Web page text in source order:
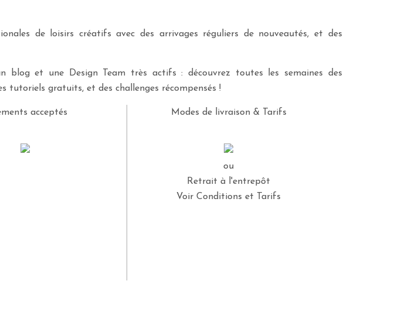
de loisirs créatifs avec des arrivages réguliers de nouveautés, et des
blog et une Design Team très actifs : découvrez toutes les semaines des
tutoriels gratuits, et des challenges récompensés !
acceptés Modes de livraison & Tarifs
ou
Retrait à l'entrepôt
Voir Conditions et Tarifs